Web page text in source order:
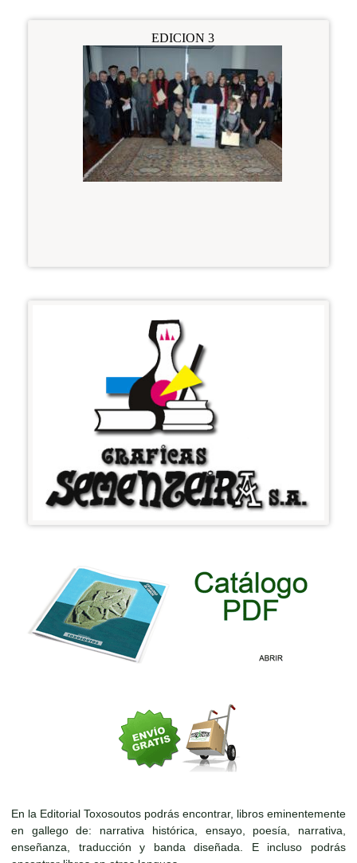
En la Editorial Toxosoutos podrás encontrar, libros eminentemente
en gallego de: narrativa histórica, ensayo, poesía, narrativa,
enseñanza, traducción y banda diseñada. E incluso podrás